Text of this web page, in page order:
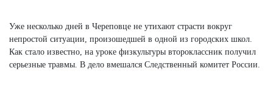
Уже несколько дней в Череповце не утихают страсти вокруг
непростой ситуации, произошедшей в одной из городских школ.
Как стало известно, на уроке физкультуры второклассник получил
серьезные травмы. В дело вмешался Следственный комитет России.